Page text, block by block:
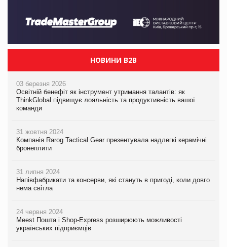
НОВИНИ B2B
03 березня 2026
Освітній бенефіт як інструмент утримання талантів: як
ThinkGlobal підвищує лояльність та продуктивність вашої
команди
31 жовтня 2024
Компанія Rarog Tactical Gear презентувала надлегкі керамічні
бронеплити
31 липня 2024
Напівфабрикати та консерви, які стануть в пригоді, коли довго
нема світла
24 червня 2024
Meest Пошта і Shop-Express розширюють можливості
українських підприємців